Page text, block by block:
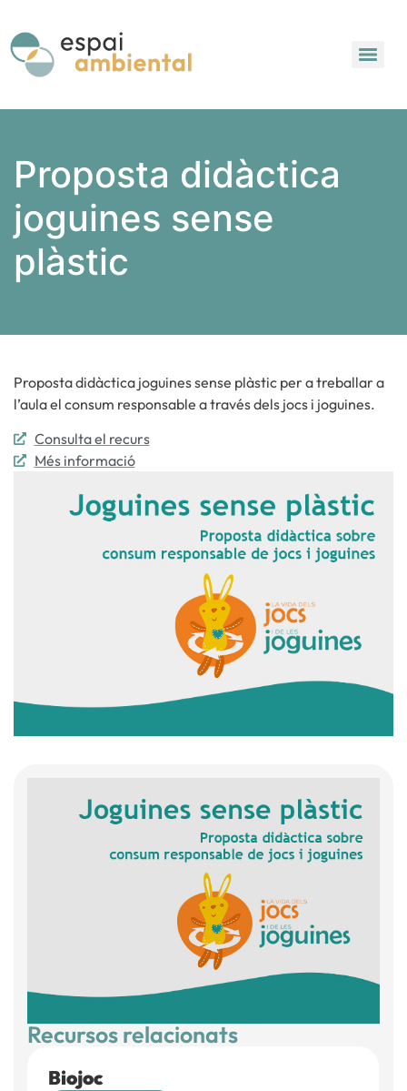
Proposta didàctica
joguines sense
plàstic
Recursos relacionats
Biojoc
Proposta didàctica joguines sense plàstic per a treballar a
l’aula el consum responsable a través dels jocs i joguines.
Consulta el recurs
Més informació